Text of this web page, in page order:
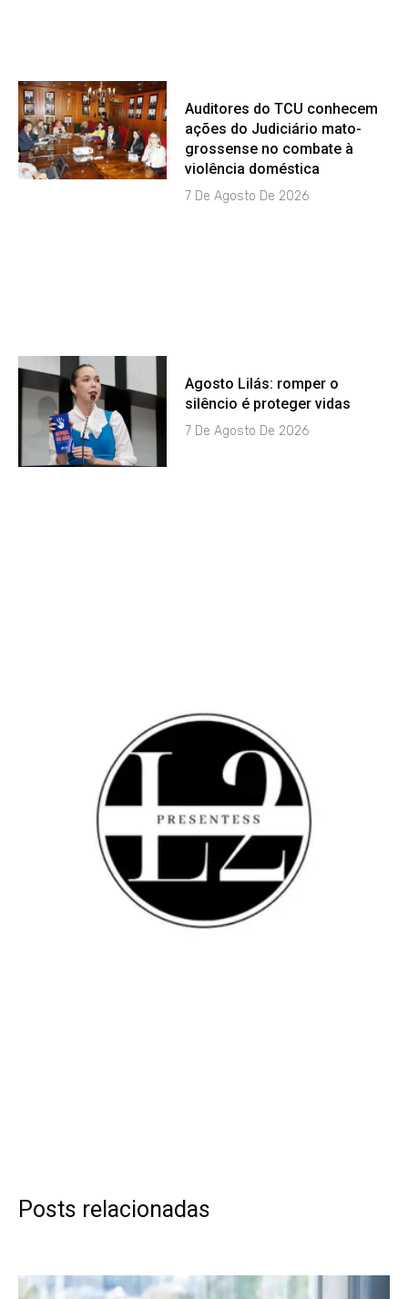
Auditores do TCU conhecem
ações do Judiciário mato-
grossense no combate à
violência doméstica
7 De Agosto De 2026
Agosto Lilás: romper o
silêncio é proteger vidas
7 De Agosto De 2026
Posts relacionadas